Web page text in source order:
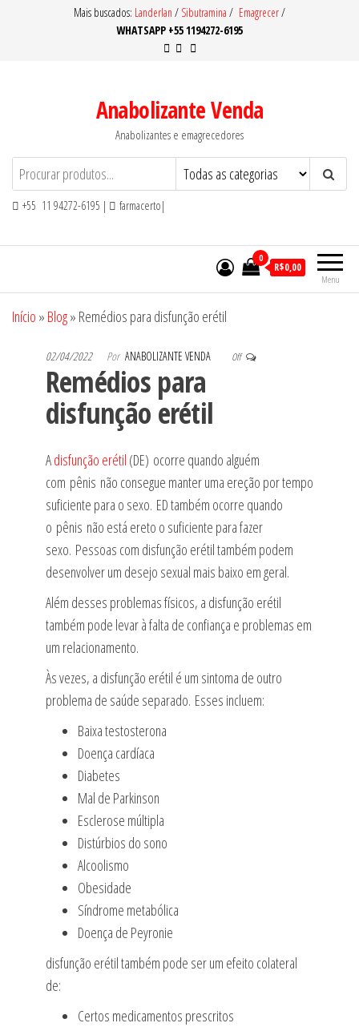
Mais buscados: Landerlan / Sibutramina / Emagrecer/
WHATSAPP +55 1194272-6195
Anabolizante Venda
Anabolizantes e emagrecedores
+55 11 94272-6195 | farmacerto|
Menu
0
R$0,00
Início » Blog» Remédios para disfunção erétil
02/04/2022 Por ANABOLIZANTE VENDA Off
Remédios para
disfunção erétil
Adisfunção erétil (DE) ocorre quando alguém
com pênis não consegue manter uma ereção por tempo
suficiente para o sexo. ED também ocorre quando
o pênis não está ereto o suficiente para fazer
sexo. Pessoas com disfunção erétil também podem
desenvolver um desejo sexual mais baixo em geral.
Além desses problemas físicos, a disfunção erétil
também pode levar à falta de confiança e problemas em
um relacionamento.
Às vezes, a disfunção erétil é um sintoma de outro
problema de saúde separado. Esses incluem:
Baixa testosterona
Doença cardíaca
Diabetes
Mal de Parkinson
Esclerose múltipla
Distúrbios do sono
Alcoolismo
Obesidade
Síndrome metabólica
Doença de Peyronie
disfunção erétil também pode ser um efeito colateral
de:
Certos medicamentos prescritos